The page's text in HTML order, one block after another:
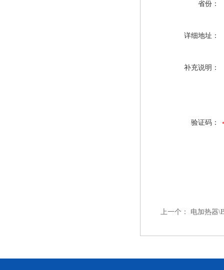
省份：
详细地址：
补充说明：
验证码：
上一个： 电加热器